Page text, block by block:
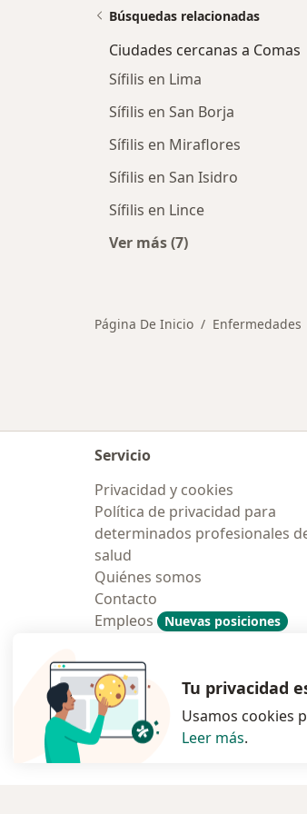
Búsquedas relacionadas
Ciudades cercanas a Comas
Sífilis en Lima
Sífilis en San Borja
Sífilis en Miraflores
Sífilis en San Isidro
Sífilis en Lince
Ver más (7)
Página De Inicio Enfermedades
Servicio
Privacidad y cookies
Política de privacidad para
determinados profesionales
salud
Quiénes somos
Contacto
Empleos
Nuevas posiciones
Contratación
Polska
Tu privacidad
Usamos cookies
Leer más.